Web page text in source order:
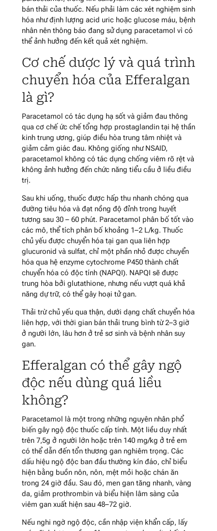
bán thải của thuốc. Nếu phải làm các xét nghiệm sinh
hóa như định lượng acid uric hoặc glucose máu, bệnh
nhân nên thông báo đang sử dụng paracetamol vì có
thể ảnh hưởng đến kết quả xét nghiệm.
Cơ chế dược lý và quá trình
chuyển hóa của Efferalgan
là gì?
Paracetamol có tác dụng hạ sốt và giảm đau thông
qua cơ chế ức chế tổng hợp prostaglandin tại hệ thần
kinh trung ương, giúp điều hòa trung tâm nhiệt và
giảm cảm giác đau. Không giống như NSAID,
paracetamol không có tác dụng chống viêm rõ rệt và
không ảnh hưởng đến chức năng tiểu cầu ở liều điều
trị.
Sau khi uống, thuốc được hấp thu nhanh chóng qua
đường tiêu hóa và đạt nồng độ đỉnh trong huyết
tương sau 30 – 60 phút. Paracetamol phân bố tốt vào
các mô, thể tích phân bố khoảng 1–2 L/kg. Thuốc
chủ yếu được chuyển hóa tại gan qua liên hợp
glucuronid và sulfat, chỉ một phần nhỏ được chuyển
hóa qua hệ enzyme cytochrome P450 thành chất
chuyển hóa có độc tính (NAPQI). NAPQI sẽ được
trung hòa bởi glutathione, nhưng nếu vượt quá khả
năng dự trữ, có thể gây hoại tử gan.
Thải trừ chủ yếu qua thận, dưới dạng chất chuyển hóa
liên hợp, với thời gian bán thải trung bình từ 2–3 giờ
ở người lớn, lâu hơn ở trẻ sơ sinh và bệnh nhân suy
gan.
Efferalgan có thể gây ngộ
độc nếu dùng quá liều
không?
Paracetamol là một trong những nguyên nhân phổ
biến gây ngộ độc thuốc cấp tính. Một liều duy nhất
trên 7,5g ở người lớn hoặc trên 140 mg/kg ở trẻ em
có thể dẫn đến tổn thương gan nghiêm trọng. Các
dấu hiệu ngộ độc ban đầu thường kín đáo, chỉ biểu
hiện bằng buồn nôn, nôn, mệt mỏi hoặc chán ăn
trong 24 giờ đầu. Sau đó, men gan tăng nhanh, vàng
da, giảm prothrombin và biểu hiện lâm sàng của
viêm gan xuất hiện sau 48–72 giờ.
Nếu nghi ngờ ngộ độc, cần nhập viện khẩn cấp, lấy